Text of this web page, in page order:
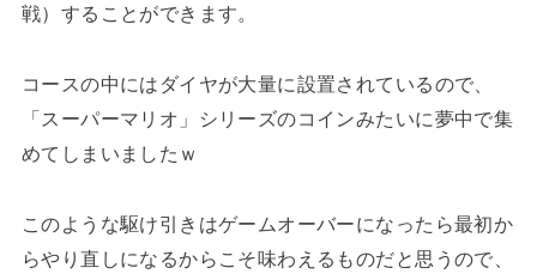
戦）することができます。
コースの中にはダイヤが大量に設置されているので、
「スーパーマリオ」シリーズのコインみたいに夢中で集
めてしまいましたｗ
このような駆け引きはゲームオーバーになったら最初か
らやり直しになるからこそ味わえるものだと思うので、